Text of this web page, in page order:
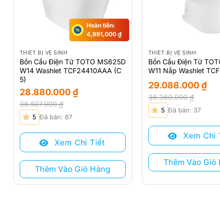
Hoàn tiền:
4,991,000₫
THIẾT BỊ VỆ SINH
Bồn Cầu Điện Tử TOTO MS625D
W14 Washlet TCF24410AAA (C
5)
38.507.000₫
Giá
gốc
là:
38.507.000 ₫.
28.880.000₫
Giá
hiện
tại
28.880.000 ₫.
5 Đã bán: 87
Xem Chi Tiết
Thêm Vào Giỏ Hàng
THIẾT BỊ VỆ SINH
Bồn Cầu Điện Tử
W11 Nắp Washlet
36.360.000₫
Giá
gốc
là:
36.360.000 ₫.
29.088.000₫
Giá
hiện
tại
29.088.000 ₫.
5 Đã bán: 37
Xem Chi
Thêm Vào Giỏ